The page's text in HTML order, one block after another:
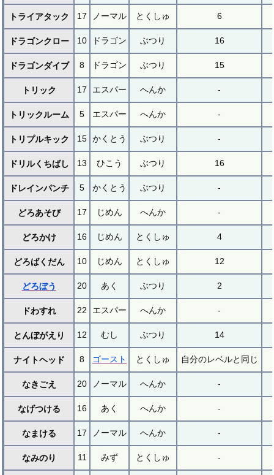
トライアタック 17 ノーマル とくしゅ 6
ドラゴンクロー 10 ドラゴン ぶつり 16
ドラゴンダイブ 8 ドラゴン ぶつり 15
トリック 17 エスパー へんか -
トリックルーム 5 エスパー へんか -
トリプルキック 15 かくとう ぶつり -
ドリルくちばし 13 ひこう ぶつり 16
ドレインパンチ 5 かくとう ぶつり -
どろあそび 17 じめん へんか -
どろかけ 16 じめん とくしゅ 4
どろばくだん 10 じめん とくしゅ 12
どろぼう 20 あく ぶつり 2
ドわすれ 22 エスパー へんか -
とんぼがえり 12 むし ぶつり 14
ナイトヘッド 8 ゴースト とくしゅ 自分のレベルと同じ
なきごえ 20 ノーマル へんか -
なげつける 16 あく へんか -
なまける 17 ノーマル へんか -
なみのり 11 みず とくしゅ -